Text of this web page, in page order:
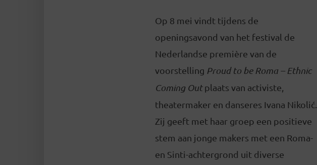
Op 8 mei vindt tijdens de
openingsavond van het festival de
Nederlandse première van de
voorstelling Proud to be Roma – Ethnic
Coming Outplaats van activiste,
theatermaker en danseres Ivana Nikolić.
Zij geeft met haar groep een positieve
stem aan jonge makers met een Roma-
en Sinti-achtergrond uit diverse